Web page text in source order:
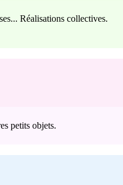
Réalisations collectives.
petits objets.